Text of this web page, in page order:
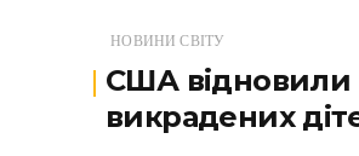
НОВИНИ СВІТУ
США відновили
викрадених